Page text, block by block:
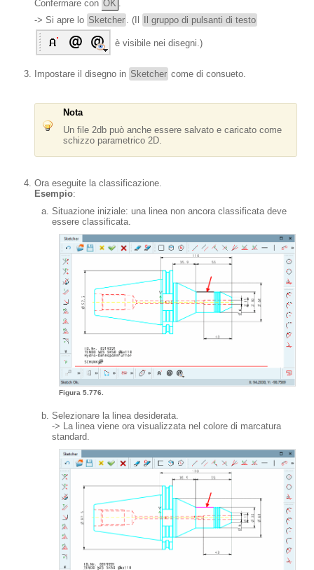
Confermare con OK .
-> Si apre lo Sketcher . (Il Il gruppo di pulsanti di testo
è visibile nei disegni.)
Impostare il disegno in Sketcher come di consueto.
Nota
Un file 2db può anche essere salvato e caricato come
schizzo parametrico 2D.
Ora eseguite la classificazione.
Esempio:
Situazione iniziale: una linea non ancora classificata deve
essere classificata.
Figura 5.776.
Selezionare la linea desiderata.
-> La linea viene ora visualizzata nel colore di marcatura
standard.